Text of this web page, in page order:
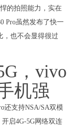
的拍照能力，实在
Pro虽然发布了快一
，也不会显得很过
，vivo
机强
还支持NSA/SA双模
启4G-5G网络双连